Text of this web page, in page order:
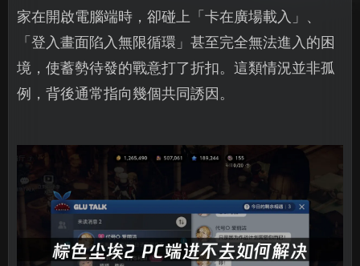
家在開啟電腦端時，卻碰上「卡在廣場載入」、
「登入畫面陷入無限循環」甚至完全無法進入的困
境，使蓄勢待發的戰意打了折扣。這類情況並非孤
例，背後通常指向幾個共同誘因。